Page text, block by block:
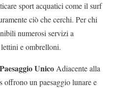
sport acquatici come il surf
ciò che cerchi. Per chi
numerosi servizi a
e ombrelloni.
UnicoAdiacente alla
offrono un paesaggio lunare e